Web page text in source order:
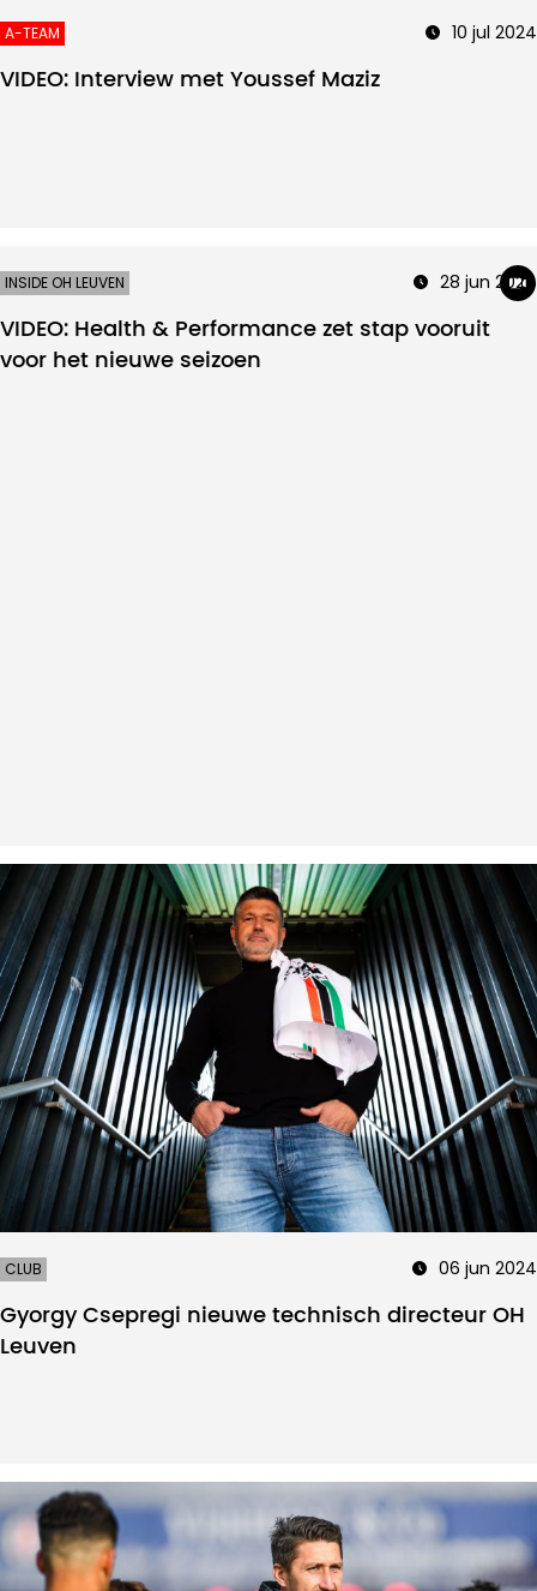
A-TEAM 10 jul 2024
VIDEO: Interview met Youssef Maziz
INSIDE OH LEUVEN 28 jun 2024
VIDEO: Health & Performance zet stap vooruit
voor het nieuwe seizoen
CLUB 06 jun 2024
Gyorgy Csepregi nieuwe technisch directeur OH
Leuven